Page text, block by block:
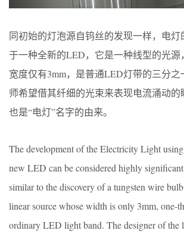
同初始的灯泡源自钨丝的发现一样，电灯
于一种全新的LED，它是一种线型的光源
宽度仅有3mm，是普通LED灯带的三分之
师希望借其纤细的光束来表现电流涌动的
也是“电灯”名字的由来。
The development of the Electricity Light
new LED can be considered highly
similar to the discovery of a tungsten wire
linear source whose width is only 3mm, one-
ordinary LED light band. The designer of the